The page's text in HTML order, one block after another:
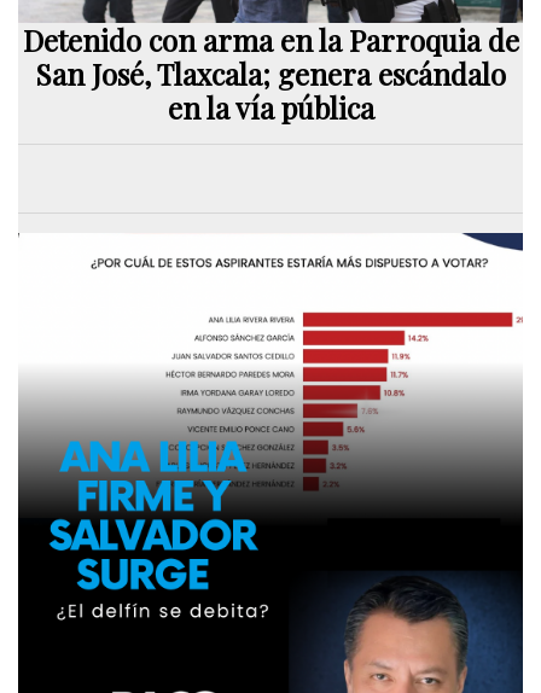
Detenido con arma en la Parroquia de
San José, Tlaxcala; genera escándalo
en la vía pública